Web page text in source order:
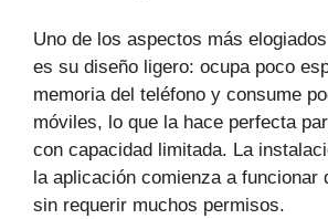
Uno de los aspectos más
es su diseño ligero: ocupa poco
memoria del teléfono y consume
móviles, lo que la hace perfecta
con capacidad limitada. La
la aplicación comienza a funcionar
sin requerir muchos permisos.